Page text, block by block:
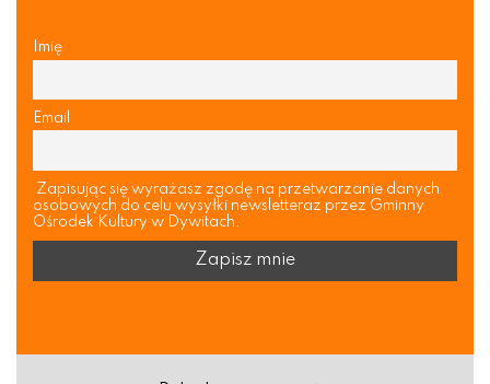
Imię
Email
Zapisując się wyrażasz zgodę na przetwarzanie danych
osobowych do celu wysyłki newsletteraz przez Gminny
Ośrodek Kultury w Dywitach.